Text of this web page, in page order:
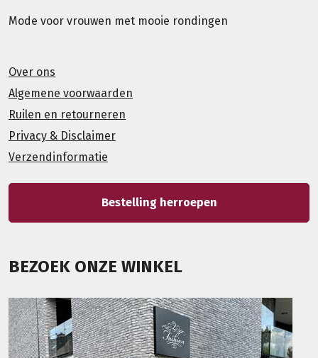
Mode voor vrouwen met mooie rondingen
Over ons
Algemene voorwaarden
Ruilen en retourneren
Privacy & Disclaimer
Verzendinformatie
Bestelling herroepen
BEZOEK ONZE WINKEL